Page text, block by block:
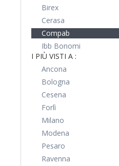
Birex
Cerasa
Compab
Ibb Bonomi
I PIÙ VISTI A :
Ancona
Bologna
Cesena
Forlì
Milano
Modena
Pesaro
Ravenna